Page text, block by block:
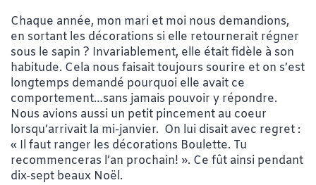
Chaque année, mon mari et moi nous demandions,
en sortant les décorations si elle retournerait régner
sous le sapin ? Invariablement, elle était fidèle à son
habitude. Cela nous faisait toujours sourire et on s’est
longtemps demandé pourquoi elle avait ce
comportement…sans jamais pouvoir y répondre.
Nous avions aussi un petit pincement au coeur
lorsqu’arrivait la mi-janvier. On lui disait avec regret :
« Il faut ranger les décorations Boulette. Tu
recommenceras l’an prochain! ». Ce fût ainsi pendant
dix-sept beaux Noël.